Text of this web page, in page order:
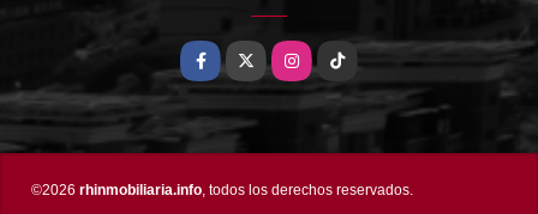
Facebook
X Instagram
TikTok
©2026 rhinmobiliaria.info, todos los derechos reservados.